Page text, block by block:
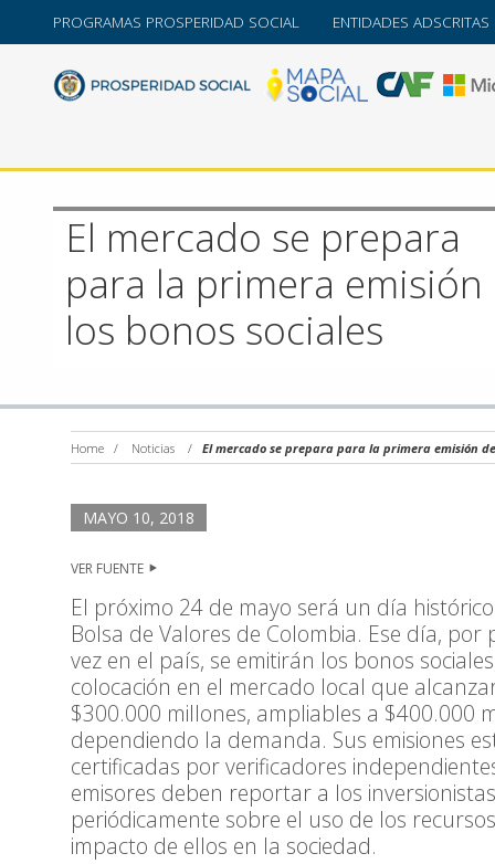
PROGRAMAS PROSPERIDAD SOCIAL ENTIDADES ADSCRITAS
El mercado se prepara
para la primera emisión
los bonos sociales
Home / Noticias / El mercado se prepara para la primera emisión
MAYO 10, 2018
VER FUENTE
El próximo 24 de mayo será un día
Bolsa de Valores de Colombia. Ese día, por
vez en el país, se emitirán los bonos
colocación en el mercado local que
$300.000 millones, ampliables a $400.000
dependiendo la demanda. Sus emisiones
certificadas por verificadores
emisores deben reportar a los inversionistas
periódicamente sobre el uso de los
impacto de ellos en la sociedad.